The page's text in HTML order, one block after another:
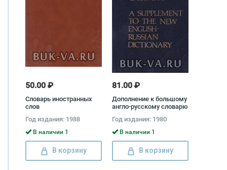
50.00 ₽
Словарь иностранных
слов
Год издания: 1988
В наличии 1
В корзину
81.00 ₽
Дополнение к большому
англо-русскому словарю
Год издания: 1980
В наличии 1
В корзину